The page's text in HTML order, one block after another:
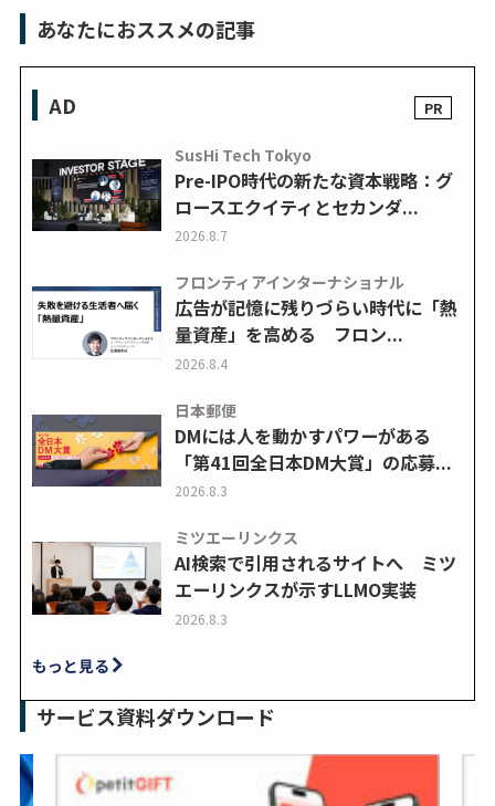
あなたにおススメの記事
AD
SusHi Tech Tokyo
Pre-IPO時代の新たな資本戦略：グ
ロースエクイティとセカンダ...
2026.8.7
フロンティアインターナショナル
広告が記憶に残りづらい時代に「熱
量資産」を高める フロン...
2026.8.4
日本郵便
DMには人を動かすパワーがある
「第41回全日本DM大賞」の応募...
2026.8.3
ミツエーリンクス
AI検索で引用されるサイトへ ミツ
エーリンクスが示すLLMO実装
2026.8.3
もっと見る
サービス資料ダウンロード